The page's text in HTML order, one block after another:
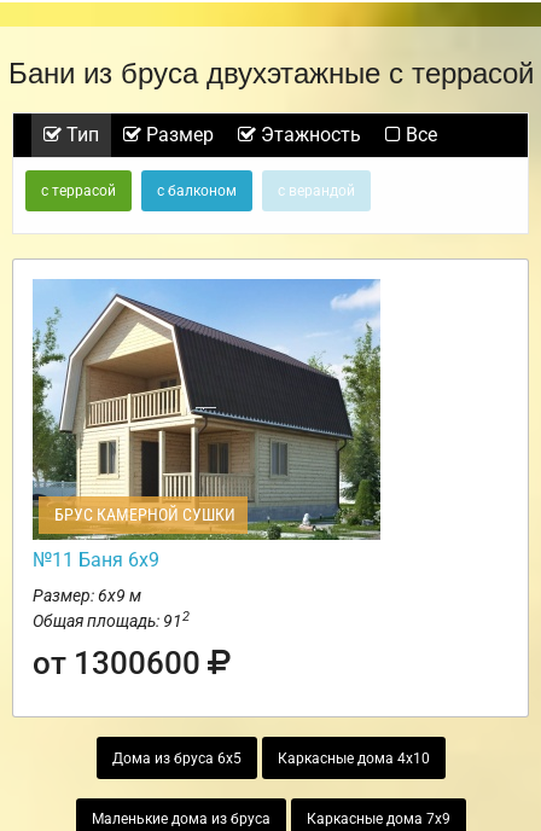
Бани из бруса двухэтажные с террасой
Тип Размер Этажность Все
с террасой с балконом с верандой
БРУС КАМЕРНОЙ СУШКИ
№11 Баня 6х9
Размер: 6х9 м
Общая площадь: 912
от 1300600
Дома из бруса 6х5 Каркасные дома 4х10
Маленькие дома из бруса Каркасные дома 7х9